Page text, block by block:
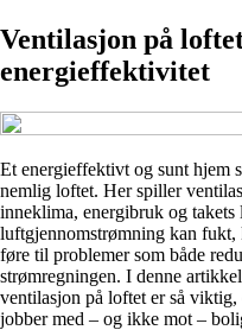
Ventilasjon på
energieffektivitet
Et energieffektivt og sunt hjem
nemlig loftet. Her spiller
inneklima, energibruk og
luftgjennomstrømning kan fukt,
føre til problemer som både
strømregningen. I denne
ventilasjon på loftet er så
jobber med – og ikke mot –